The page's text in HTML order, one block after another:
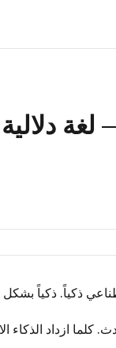
ذكياً. ذكياً
كلما ازداد